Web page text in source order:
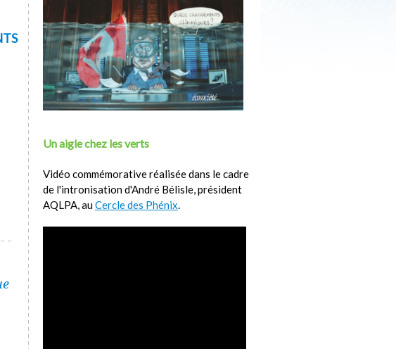
Un aigle chez les verts
Vidéo commémorative réalisée dans le cadre
de l'intronisation d'André Bélisle, président
AQLPA, auCercle des Phénix.